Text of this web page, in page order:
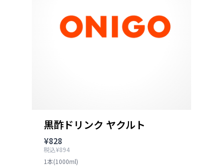
黒酢ドリンク ヤクルト
¥828
税込¥894
1本(1000ml)